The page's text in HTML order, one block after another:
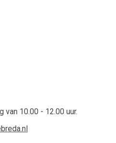
van 10.00 - 12.00 uur.